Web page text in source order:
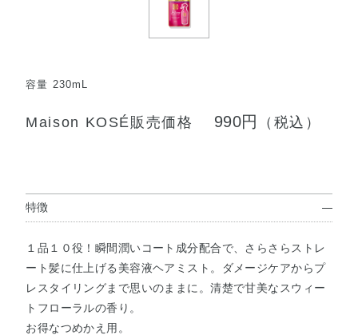
容量 230mL
Maison KOSÉ販売価格 990円 （税込）
特徴
１品１０役！瞬間潤いコート成分配合で、さらさらストレ
ート髪に仕上げる美容液ヘアミスト。ダメージケアからプ
レスタイリングまで思いのままに。清楚で甘美なスウィー
トフローラルの香り。
お得なつめかえ用。